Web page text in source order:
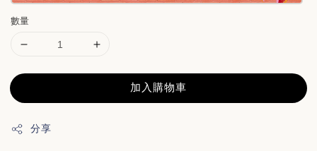
數量
加入購物車
分享